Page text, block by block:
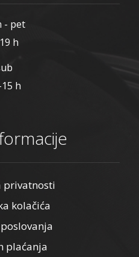
- pet
h
h
privatnosti
kolačića
plaćanja